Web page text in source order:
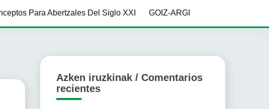
Para Abertzales Del Siglo XXI GOIZ-ARGI
Azken iruzkinak / Comentarios
recientes